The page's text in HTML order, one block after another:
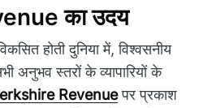
का उदय
होती दुनिया में, विश्वसनीय
अनुभव स्तरों के व्यापारियों के
Revenueपर प्रकाश